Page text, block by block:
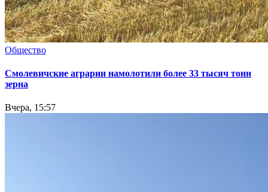
Общество
Смолевичские аграрии намолотили более 33 тысяч тонн
зерна
Вчера, 15:57